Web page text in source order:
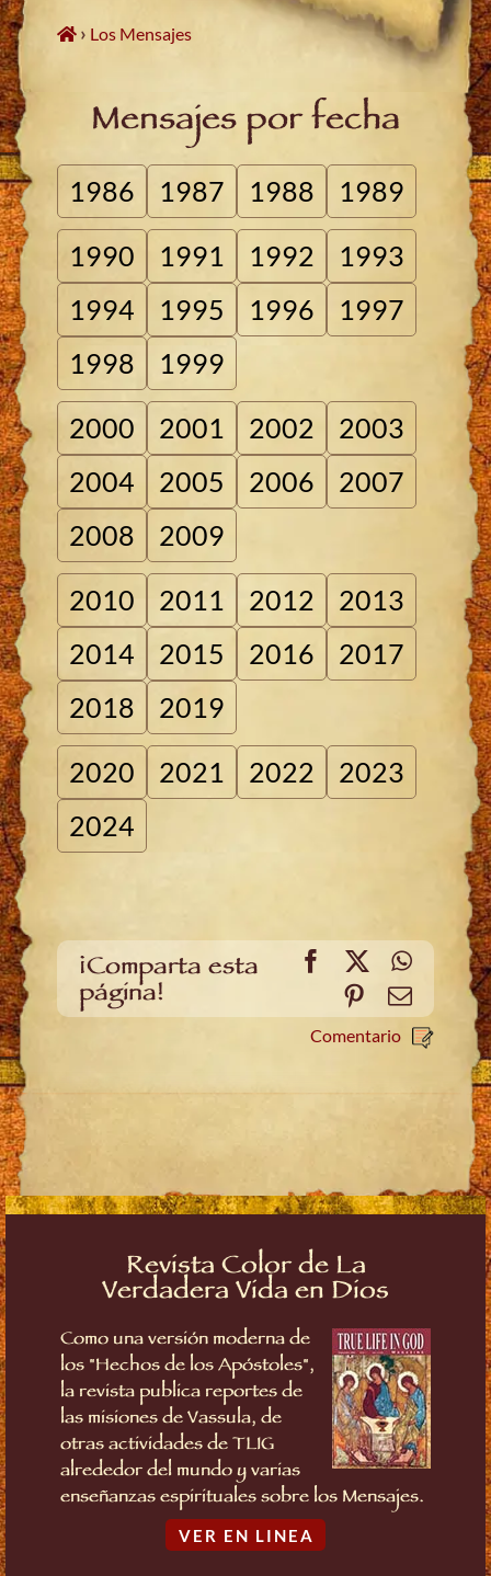
content
› Los Mensajes
Mensajes por fecha
1986 1987 1988
1989
1990
1991 1992
1993
1994
1995 1996
1997
1998
1999
2000
2001 2002
2003
2004
2005 2006
2007
2008
2009
2010
2011 2012
2013
2014
2015 2016
2017
2018
2019
2020
2021 2022
2023
2024
¡Comparta esta
página!
Facebook
X
PinterestEmail
Comentario
Revista Color de La
Verdadera Vida en Dios
Como una versión moderna de
los "Hechos de los Apóstoles",
la revista publica reportes de
las misiones de Vassula, de
otras actividades de TLIG
alrededor del mundo y varias
enseñanzas espirituales sobre los Mensajes.
VER EN LINEA